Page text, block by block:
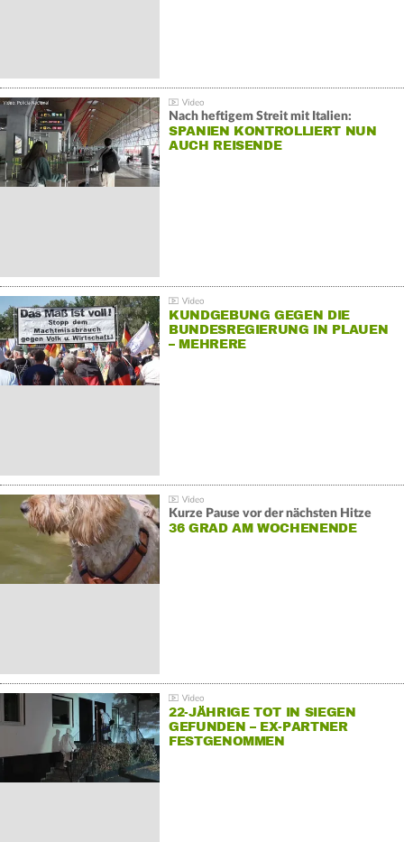
Nach heftigem Streit mit Italien:
SPANIEN KONTROLLIERT NUN
AUCH REISENDE
KUNDGEBUNG GEGEN DIE
BUNDESREGIERUNG IN PLAUEN
– MEHRERE
Kurze Pause vor der nächsten Hitze
36 GRAD AM WOCHENENDE
22-JÄHRIGE TOT IN SIEGEN
GEFUNDEN – EX-PARTNER
FESTGENOMMEN